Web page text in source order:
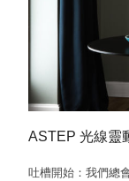
ASTEP 光線靈
吐槽開始：我們總